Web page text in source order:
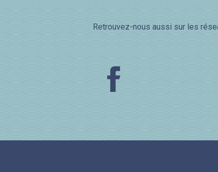
Retrouvez-nous aussi sur les